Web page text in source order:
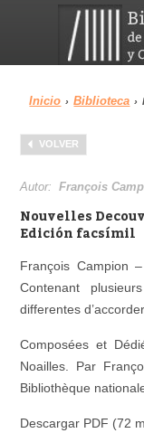
Menu
Biblioteca
Área personal
Inicio › Biblioteca ›
VOLVER
Autor:François
Nouvelles
Edición facsímil
François Campion
Contenant
differentes
Composées et
Noailles. Par
Bibliothèque
Descargar PDF (72